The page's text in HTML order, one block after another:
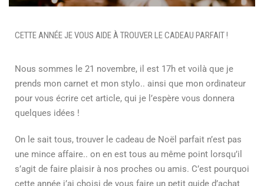
CETTE ANNÉE JE VOUS AIDE À TROUVER LE CADEAU PARFAIT !
Nous sommes le 21 novembre, il est 17h et voilà que je
prends mon carnet et mon stylo.. ainsi que mon ordinateur
pour vous écrire cet article, qui je l’espère vous donnera
quelques idées !
On le sait tous, trouver le cadeau de Noël parfait n’est pas
une mince affaire.. on en est tous au même point lorsqu’il
s’agit de faire plaisir à nos proches ou amis. C’est pourquoi